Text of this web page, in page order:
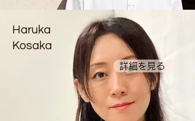
Haruka
Kosaka
詳細を見る